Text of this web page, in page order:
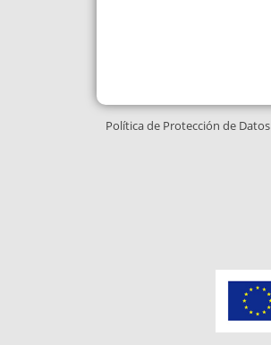
Política de Protección de Datos